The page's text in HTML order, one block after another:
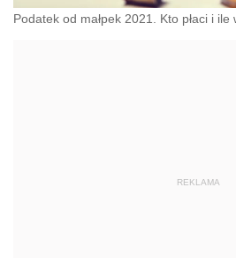
Podatek od małpek 2021. Kto płaci i ile